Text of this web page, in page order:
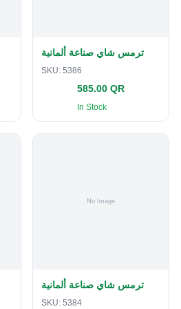
ترمس شاي صناعة ألمانية
SKU: 5386
585.00 QR
In Stock
ترمس شاي صناعة ألمانية
SKU: 5384